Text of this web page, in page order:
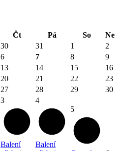
Čt Pá So
Ne
30 31 1
2
6 7 8
9
13 14 15
16
20 21 22
23
27 28 29 30
3
Balení
4
Balení
5